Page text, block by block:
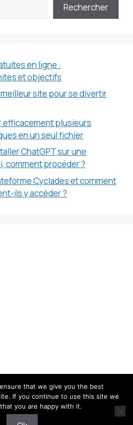
Rechercher
en ligne :
et objectifs
site pour se divertir
efficacement plusieurs
en un seul fichier
ChatGPT sur une
comment procéder ?
Cyclades et comment
ils y accéder ?
légales
that we give you the best
If you continue to use this site we
you are happy with it.